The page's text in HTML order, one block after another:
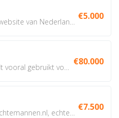
€5.000
€80.000
€7.500